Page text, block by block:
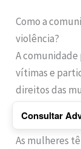
Como a
violência?
A comunidade
vítimas e
direitos das
Quais são os
As mulheres
Consultar